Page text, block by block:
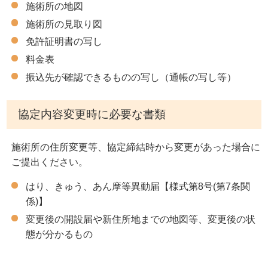
施術所の地図
施術所の見取り図
免許証明書の写し
料金表
振込先が確認できるものの写し（通帳の写し等）
協定内容変更時に必要な書類
施術所の住所変更等、協定締結時から変更があった場合に
ご提出ください。
はり、きゅう、あん摩等異動届【様式第8号(第7条関
係)】
変更後の開設届や新住所地までの地図等、変更後の状
態が分かるもの